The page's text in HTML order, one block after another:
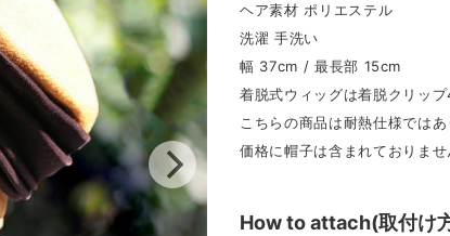
ヘア素材 ポリエステル
洗濯 手洗い
幅 37cm / 最長部 15cm
着脱式ウィッグは着脱クリッ
こちらの商品は耐熱仕様では
価格に帽子は含まれておりま
How to attach(取付け